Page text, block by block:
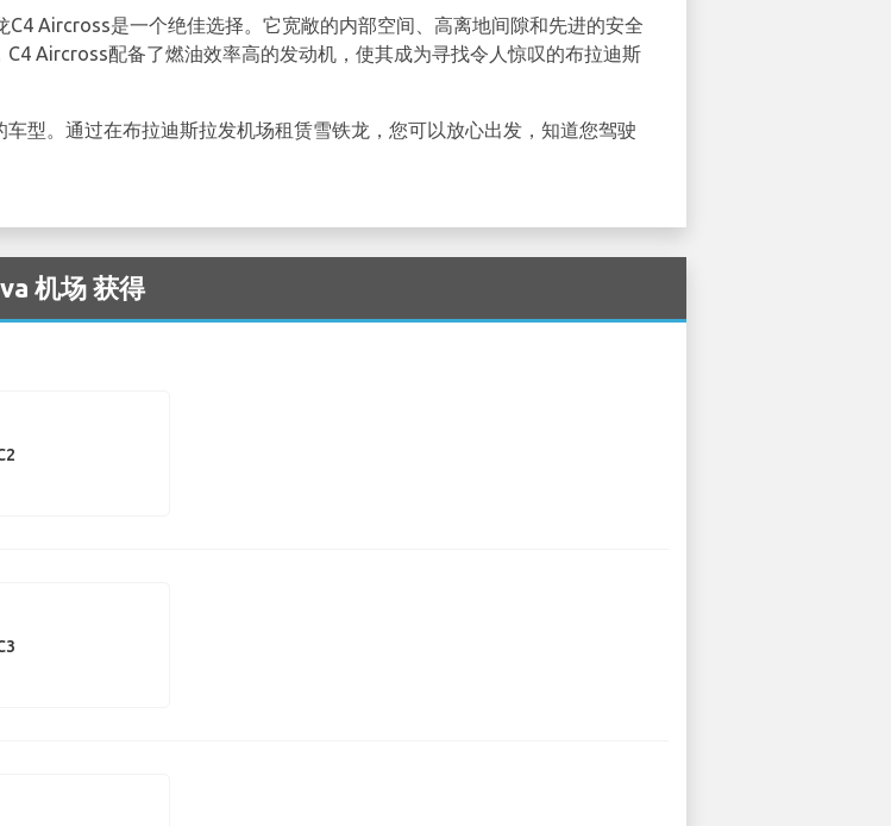
Aircross是一个绝佳选择。它宽敞的内部空间、高离地间隙和先进的安全
Aircross配备了燃油效率高的发动机，使其成为寻找令人惊叹的布拉迪斯
型。通过在布拉迪斯拉发机场租赁雪铁龙，您可以放心出发，知道您驾驶
机场 获得